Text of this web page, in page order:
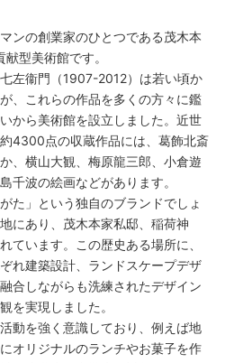
ンの創業家のひとつである茂木本
型美術館です。
左衞門（1907-2012）は若い頃か
、これらの作品を多くの方々に鑑
から美術館を設立しました。近世
4300点の収蔵作品には、葛飾北斎
、横山大観、梅原龍三郎、小倉遊
千波の絵画などがあります。
た」という独自のブランドでしょ
にあり、茂木本家私邸、稲荷神
ています。この歴史ある場所に、
れ建築設計、ランドスケープデザ
合しながらも洗練されたデザイン
を実現しました。
動を強く意識しており、例えば地
オリジナルのランチやお菓子を作